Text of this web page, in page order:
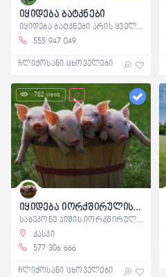
იყიდება ბატკნები
იყიდება ბატკნები არის ყველა ზომა 150
555 947 049
ჩლიქოსანი ცხოველები
782 views
იყიდება იორქშირულის გოჭები.2 თვისები.წონა 20-22 კილოები.მამლ
საბეკონე ჯიშის.იორკშირული 2 თვის
კასპი
577 306 666
ჩლიქოსანი ცხოველები